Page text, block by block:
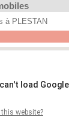
à PLESTAN
load
website?